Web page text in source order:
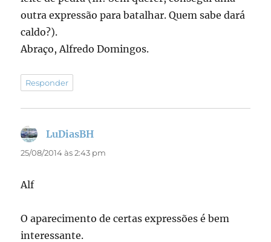
outra expressão para batalhar. Quem sabe dará
caldo?).
Abraço, Alfredo Domingos.
Responder
LuDiasBH
25/08/2014 às 2:43 pm
Alf
O aparecimento de certas expressões é bem
interessante.